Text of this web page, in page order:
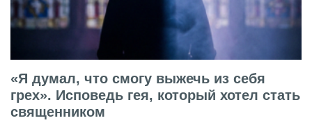
«Я думал, что смогу выжечь из себя
грех». Исповедь гея, который хотел стать
священником